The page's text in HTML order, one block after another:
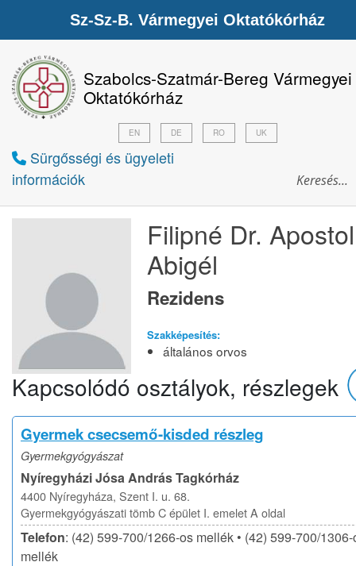
Szabolcs-Szatmár-Bereg Vármegyei
Oktatókórház
Sürgősségi és ügyeleti
információk
EN DE RO UK
Filipné Dr. Apostol
Abigél
Rezidens
Szakképesítés:
általános orvos
Kapcsolódó osztályok, részlegek
Gyermek csecsemő-kisded részleg
Gyermekgyógyászat
Nyíregyházi Jósa András Tagkórház
4400 Nyíregyháza, Szent I. u. 68.
Gyermekgyógyászati tömb C épület I. emelet A oldal
Telefon: (42) 599-700/1266-os mellék • (42) 599-700/
mellék
Sz-Sz-B. Vármegyei Oktatókórház